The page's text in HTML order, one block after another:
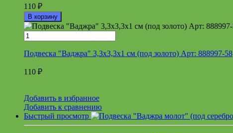
110 ₽
В корзину
Подвеска "Ваджра" 3,3х3,3х1 см (под золото) Арт: 888997-58
110 ₽
Добавить в избранное
Добавить к сравнению
Быстрый просмотр